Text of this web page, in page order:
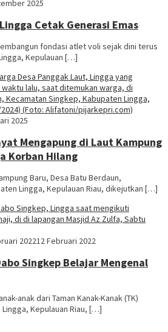
2025
Cetak Generasi Emas
fondasi atlet voli sejak dini terus
Kepulauan […]
2025
Mengapung di Laut Kampung
Korban Hilang
Baru, Desa Batu Berdaun,
Lingga, Kepulauan Riau, dikejutkan […]
202212 Februari 2022
Singkep Belajar Mengenal
anak dari Taman Kanak-Kanak (TK)
Kepulauan Riau, […]